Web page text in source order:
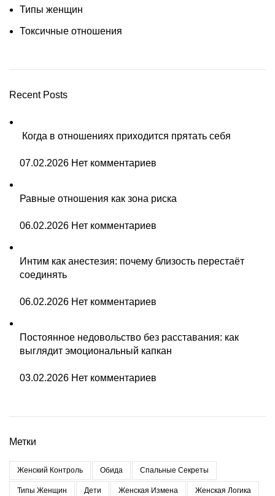
Типы женщин
Токсичные отношения
Recent Posts
Когда в отношениях приходится прятать себя
07.02.2026 Нет комментариев
Равные отношения как зона риска
06.02.2026 Нет комментариев
Интим как анестезия: почему близость перестаёт
соединять
06.02.2026 Нет комментариев
Постоянное недовольство без расставания: как
выглядит эмоциональный капкан
03.02.2026 Нет комментариев
Метки
Женский Контроль Обида Спальные Секреты
Типы Женщин Дети Женская Измена Женская Логика